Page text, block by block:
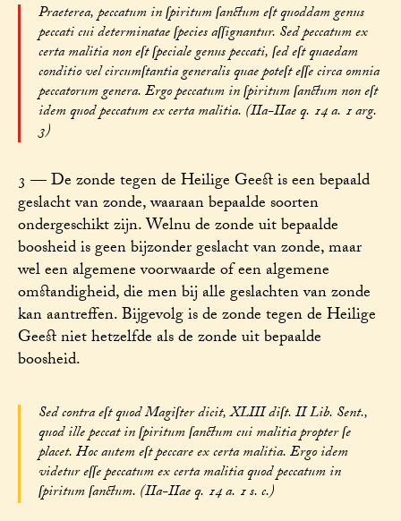
Praeterea, peccatum in ſpiritum ſanctum eſt quoddam genus
peccati cui determinatae ſpecies aſſignantur. Sed peccatum ex
certa malitia non eſt ſpeciale genus peccati, ſed eſt quaedam
conditio vel circumſtantia generalis quae poteſt eſſe circa omnia
peccatorum genera. Ergo peccatum in ſpiritum ſanctum non eſt
idem quod peccatum ex certa malitia. (IIa-IIae q. 14 a. 1 arg.
3)
3 — De zonde tegen de Heilige Geest is een bepaald
geslacht van zonde, waaraan bepaalde soorten
ondergeschikt zijn. Welnu de zonde uit bepaalde
boosheid is geen bijzonder geslacht van zonde, maar
wel een algemene voorwaarde of een algemene
omstandigheid, die men bij alle geslachten van zonde
kan aantreffen. Bijgevolg is de zonde tegen de Heilige
Geest niet hetzelfde als de zonde uit bepaalde
boosheid.
Sed contra eſt quod Magiſter dicit, XLIII diſt. II Lib. Sent.,
quod ille peccat in ſpiritum ſanctum cui malitia propter ſe
placet. Hoc autem eſt peccare ex certa malitia. Ergo idem
videtur eſſe peccatum ex certa malitia quod peccatum in
ſpiritum ſanctum. (IIa-IIae q. 14 a. 1 s. c.)